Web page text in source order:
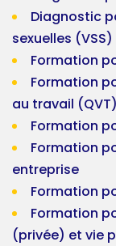
Diagnostic
sexuelles (VSS)
Formation
Formation
au travail (QVT)
Formation
Formation
entreprise
Formation
Formation
(privée) et vie